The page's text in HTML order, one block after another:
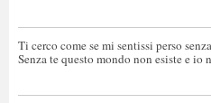
Ti cerco come se mi sentissi perso
Senza te questo mondo non esiste e io